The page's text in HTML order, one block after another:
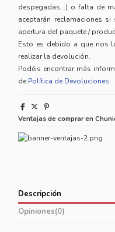
despegadas...) o falta de
aceptarán reclamaciones
apertura del paquete /
Esto es debido a que nos
realizar la devolución.
Podéis encontrar más
de Política de Devoluciones
Ventajas de comprar en
Descripción
Opiniones(0)